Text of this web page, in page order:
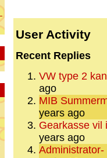
User Activity
Recent Replies
VW type 2
ago
MIB
years ago
Gearkasse vil
years ago